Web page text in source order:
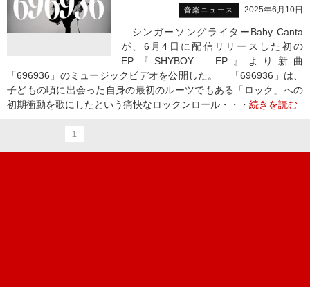
音楽ニュース 2025年6月10日
シンガーソングライターBaby Canta
が、6月4日に配信リリースした初の
EP『SHYBOY – EP』より新曲
「696936」のミュージックビデオを公開した。 「696936」は、
子どもの頃に出会った自身の最初のルーツでもある「ロック」への
初期衝動を歌にしたという痛快なロックンロール・・・ 続きを読む
1